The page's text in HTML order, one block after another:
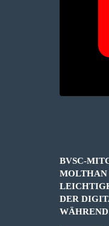
BVSC-
MOLTHAN
DER